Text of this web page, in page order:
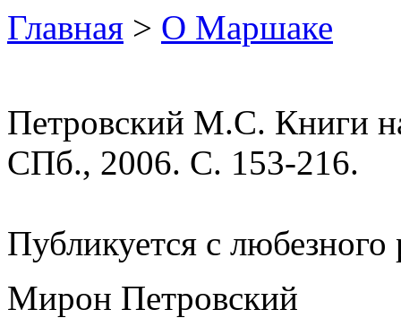
Главная > О Маршаке
Петровский М.С. Книги
СПб., 2006. С. 153-216.
Публикуется с любезного
Мирон Петровский